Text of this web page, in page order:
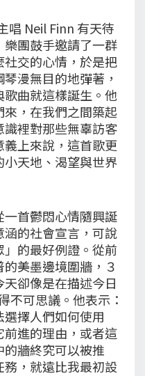
唱 Neil Finn 有天待
團鼓手邀請了一群
交的心情，於是把
漫無目的地彈著，
曲就這樣誕生。他
，在我們之間築起
裡對那些無辜訪客
上來說，這首歌更
天地、渴望與世界
一首鬱悶心情隨興誕
的社會宣言，可說
的最好例證。從前
美墨邊境圍牆，３
卻像是在描述今日
不可思議。他表示：
選擇人們如何使用
進的理由，或者這
牆終究可以被推
，就遠比我最初設